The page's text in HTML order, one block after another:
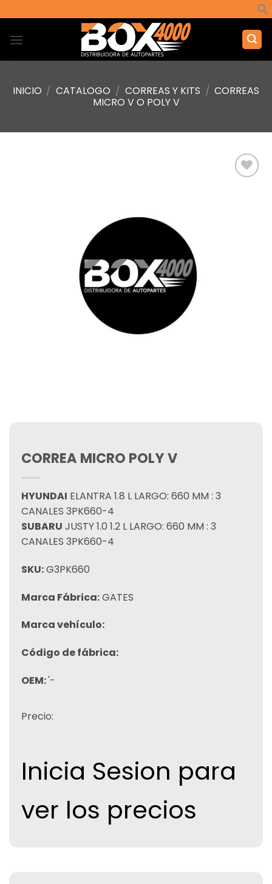
al
contenido
INICIO / CATALOGO / CORREAS Y KITS / CORREAS
MICRO V O POLY V
CORREA MICRO POLY V
HYUNDAI ELANTRA 1.8 L LARGO: 660 MM : 3
CANALES 3PK660-4
SUBARU JUSTY 1.0 1.2 L LARGO: 660 MM : 3
CANALES 3PK660-4
SKU:G3PK660
Marca Fábrica:GATES
Marca vehículo:
Código de fábrica:
OEM:'-
Precio:
Inicia Sesion para
ver los precios